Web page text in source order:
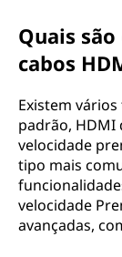
Quais
cabos
Existem
padrão, HDMI
velocidade
tipo mais
velocidade
avançadas,